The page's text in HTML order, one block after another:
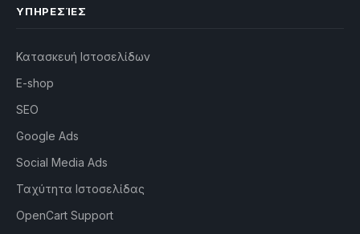
ΥΠΗΡΕΣΊΕΣ
Κατασκευή Ιστοσελίδων
E-shop
SEO
Google Ads
Social Media Ads
Ταχύτητα Ιστοσελίδας
OpenCart Support